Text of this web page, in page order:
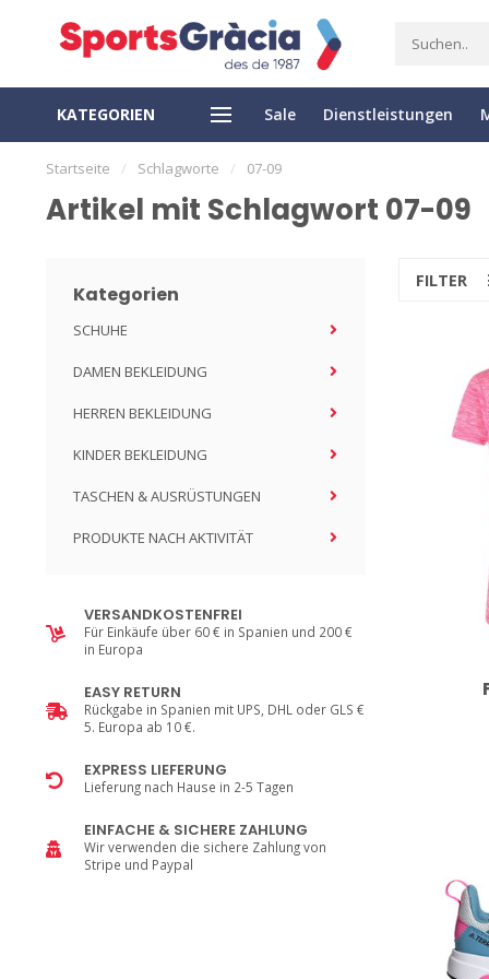
KATEGORIEN Sale Dienstleistungen
EXPRESS LIEFERUNG EASY RETURN
Startseite / Schlagworte / 07-09
Artikel mit Schlagwort 07-09
Kategorien
SCHUHE
DAMEN BEKLEIDUNG
HERREN BEKLEIDUNG
KINDER BEKLEIDUNG
TASCHEN & AUSRÜSTUNGEN
PRODUKTE NACH AKTIVITÄT
VERSANDKOSTENFREI
Für Einkäufe über 60 € in Spanien und 200 €
in Europa
EASY RETURN
Rückgabe in Spanien mit UPS, DHL oder GLS €
5. Europa ab 10 €.
EXPRESS LIEFERUNG
Lieferung nach Hause in 2-5 Tagen
EINFACHE & SICHERE ZAHLUNG
Wir verwenden die sichere Zahlung von
Stripe und Paypal
FILTER